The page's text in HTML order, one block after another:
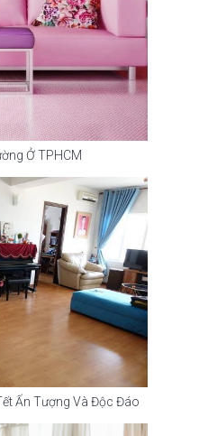
Ở TPHCM
Ấn Tượng Và Độc Đáo